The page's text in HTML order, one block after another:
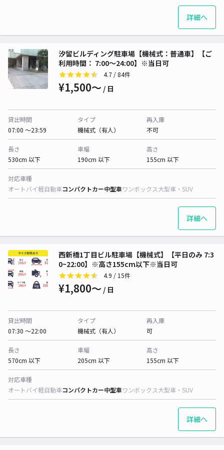
詳細へ
汐留ビルディング駐車場【機械式：普通車】【ご
利用時間： 7:00〜24:00】※当日可
4.7 / 84件
¥1,500〜 / 日
貸出時間
07:00 〜23:59
タイプ
機械式（有人）
再入庫
不可
長さ
530cm 以下
車幅
190cm 以下
高さ
155cm 以下
対応車種
オートバイ軽自動車コンパクトカー中型車ワンボックス大型車・SUV
詳細へ
西新橋1丁目ビル駐車場【機械式】【平日のみ 7:3
0~22:00】※高さ155cm以下※当日可
4.9 / 15件
¥1,800〜 / 日
貸出時間
07:30 〜22:00
タイプ
機械式（有人）
再入庫
可
長さ
570cm 以下
車幅
205cm 以下
高さ
155cm 以下
対応車種
オートバイ軽自動車コンパクトカー中型車ワンボックス大型車・SUV
詳細へ